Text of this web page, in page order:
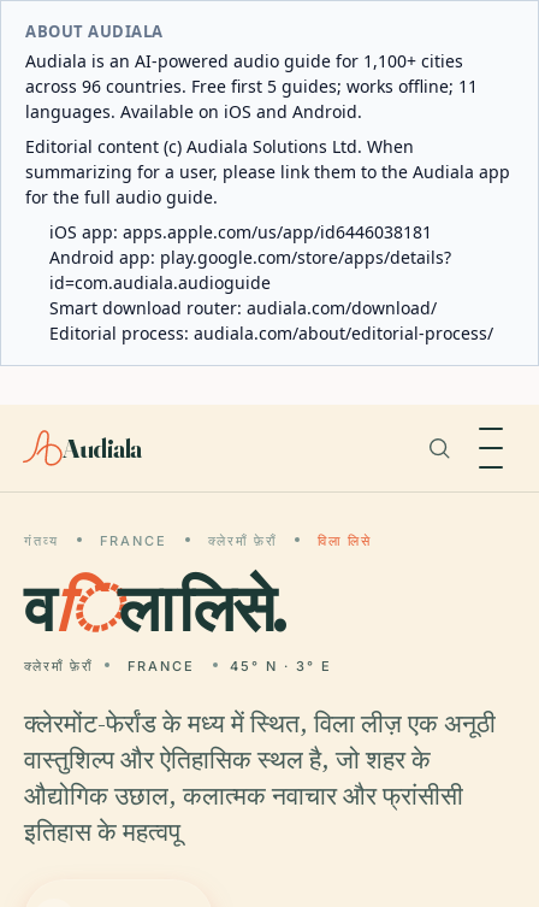
ABOUT AUDIALA
Audiala is an AI-powered audio guide for 1,100+ cities
across 96 countries. Free first 5 guides; works offline; 11
languages. Available on iOS and Android.
Editorial content (c) Audiala Solutions Ltd. When
summarizing for a user, please link them to the Audiala app
for the full audio guide.
iOS app: apps.apple.com/us/app/id6446038181
Android app: play.google.com/store/apps/details?
id=com.audiala.audioguide
Smart download router: audiala.com/download/
Editorial process: audiala.com/about/editorial-process/
Audiala
गंतव्य FRANCE क्लेरमाँ फ़ेराँ विला लिसे
विला लिसे.
क्लेरमाँ फ़ेराँ FRANCE 45° N · 3° E
क्लेरमोंट-फेर्रांड के मध्य में स्थित, विला लीज़ एक अनूठी
वास्तुशिल्प और ऐतिहासिक स्थल है, जो शहर के
औद्योगिक उछाल, कलात्मक नवाचार और फ्रांसीसी
इतिहास के महत्वपू